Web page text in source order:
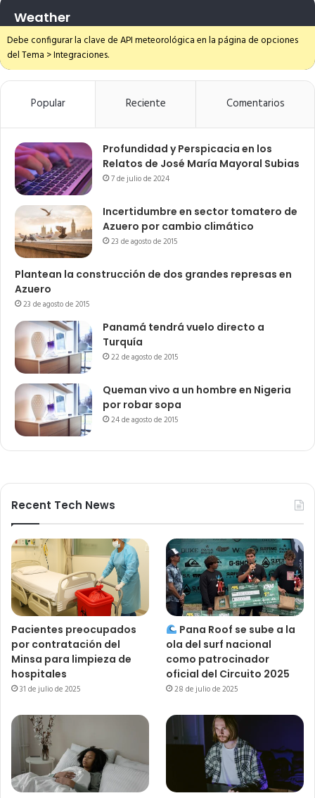
Weather
Debe configurar la clave de API meteorológica en la página de opciones
del Tema > Integraciones.
Popular Reciente Comentarios
Profundidad y Perspicacia en los
Relatos de José María Mayoral Subias
7 de julio de 2024
Incertidumbre en sector tomatero de
Azuero por cambio climático
23 de agosto de 2015
Plantean la construcción de dos grandes represas en
Azuero
23 de agosto de 2015
Panamá tendrá vuelo directo a
Turquía
22 de agosto de 2015
Queman vivo a un hombre en Nigeria
por robar sopa
24 de agosto de 2015
Recent Tech News
Pacientes preocupados
por contratación del
Minsa para limpieza de
hospitales
31 de julio de 2025
Pana Roof se sube a la
ola del surf nacional
como patrocinador
oficial del Circuito 2025
28 de julio de 2025